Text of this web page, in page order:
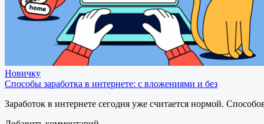
Новичку
Способы заработка в интернете: с вложениями и без
Заработок в интернете сегодня уже считается нормой.